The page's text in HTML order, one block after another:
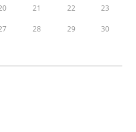
21 22 23
28 29 30